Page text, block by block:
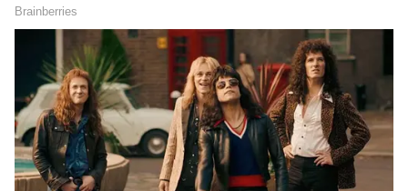
Related Articles
EV scooter: ఫోన్ కంటే తక్కువ ధరలో స్కూటీ.. 150
కిలోమీటర్ల మైలేజ్, లైసెన్స్, రిజిస్ట్రేషన్ అవసరం లేదు